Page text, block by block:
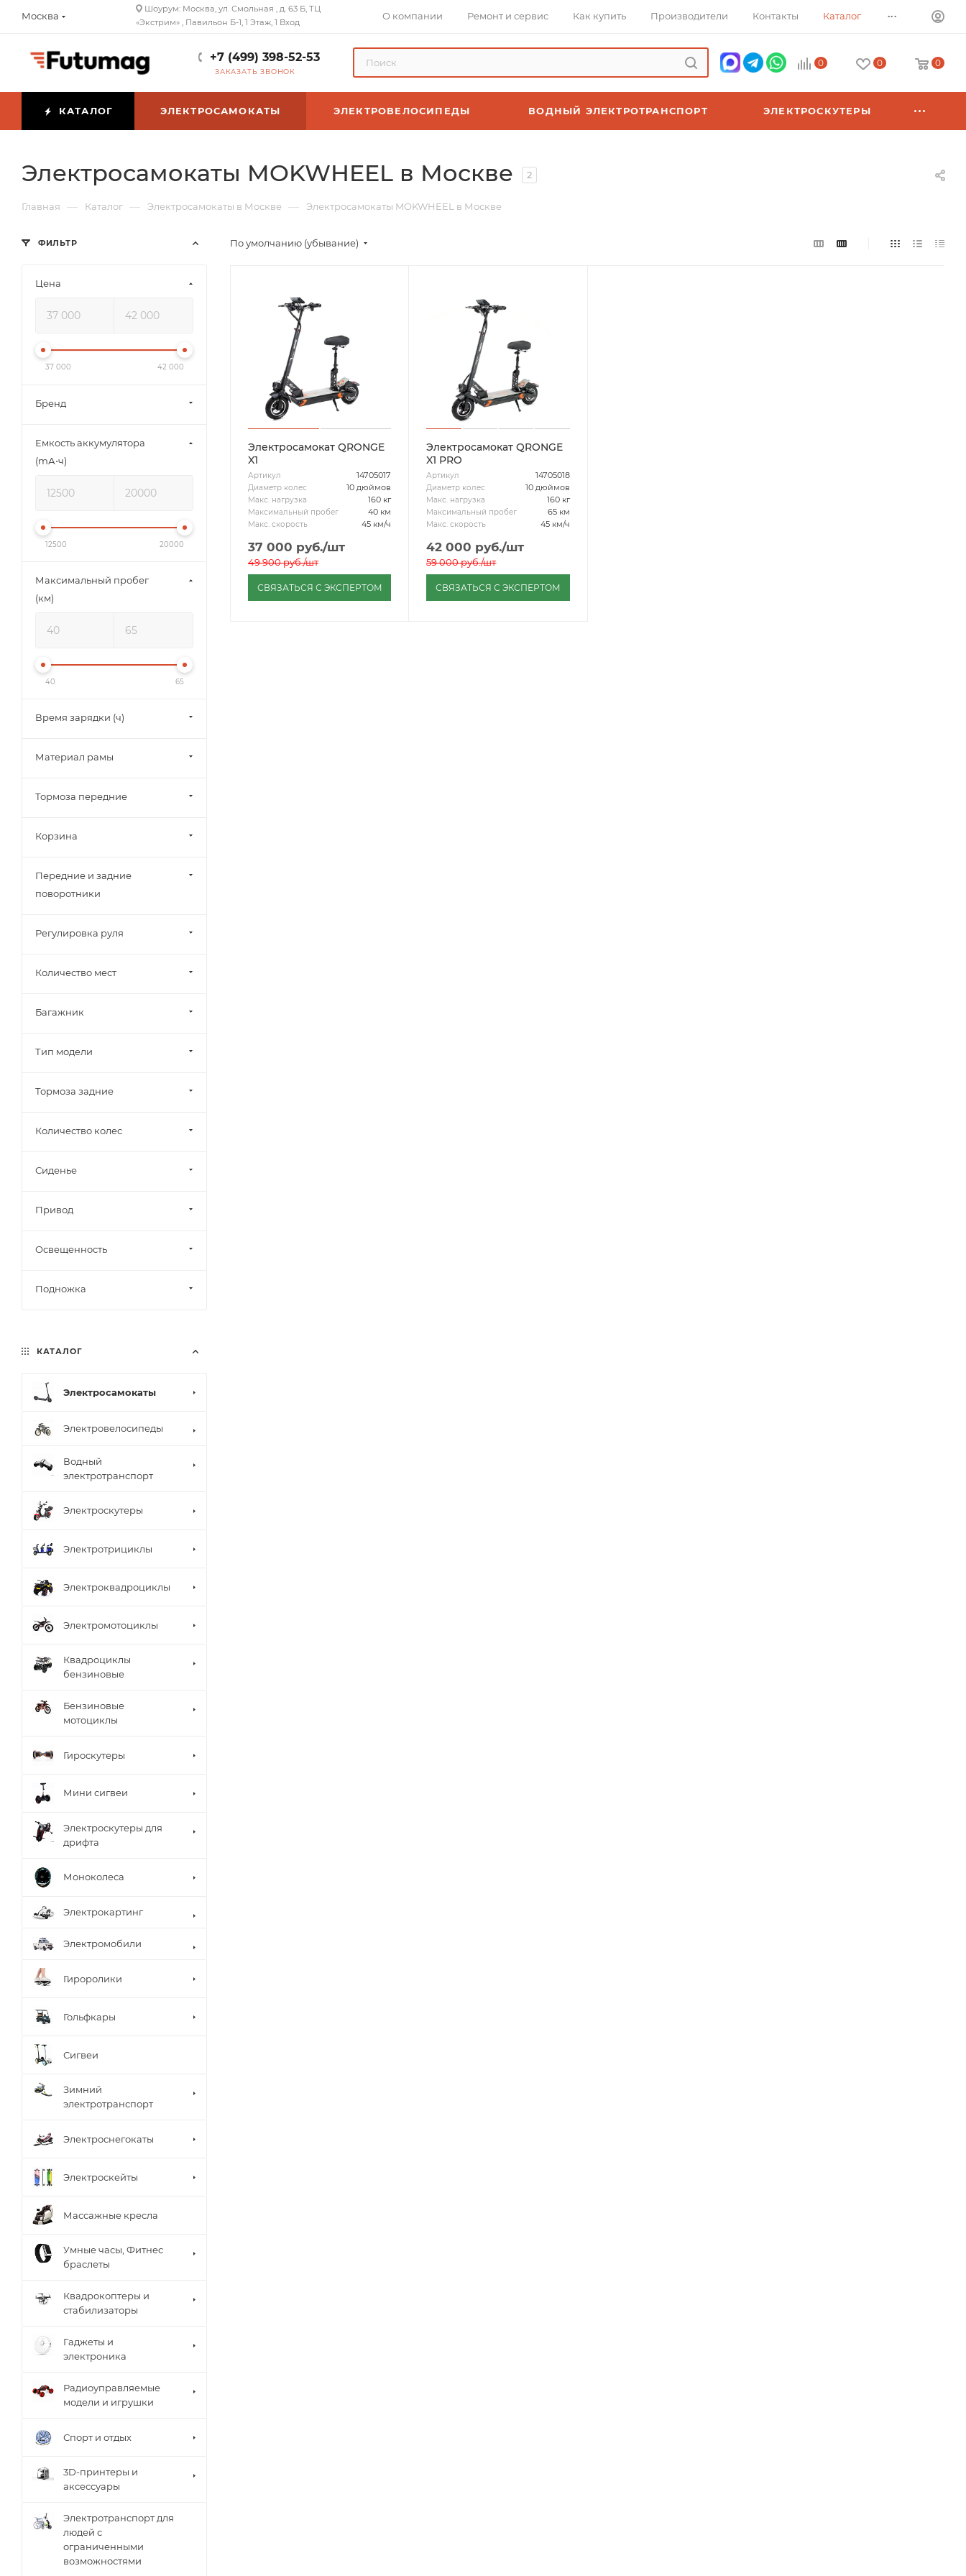
Москва
Шоурум: Москва, ул. Смольная , д. 63 Б, ТЦ
«Экстрим» , Павильон Б-1, 1 Этаж, 1 Вход
О компании Ремонт и сервис Как купить Производители Контакты Каталог ...
+7 (499) 398-52-53
ЗАКАЗАТЬ ЗВОНОК
0 0 0
КАТАЛОГ ЭЛЕКТРОСАМОКАТЫ ЭЛЕКТРОВЕЛОСИПЕДЫ ВОДНЫЙ ЭЛЕКТРОТРАНСПОРТ ЭЛЕКТРОСКУТЕРЫ
Электросамокаты MOKWHEEL в Москве 2
Главная — Каталог — Электросамокаты в Москве — Электросамокаты MOKWHEEL в Москве
По умолчанию (убывание)
Электросамокат QRONGE
X1
Артикул 14705017
Диаметр колес 10 дюймов
Макс. нагрузка 160 кг
Максимальный пробег 40 км
Макс. скорость 45 км/ч
37 000 руб./шт
49 900руб./шт
СВЯЗАТЬСЯ С ЭКСПЕРТОМ
Электросамокат QRONGE
X1 PRO
Артикул 14705018
Диаметр колес 10 дюймов
Макс. нагрузка 160 кг
Максимальный пробег 65 км
Макс. скорость 45 км/ч
42 000 руб./шт
59 000руб./шт
СВЯЗАТЬСЯ С ЭКСПЕРТОМ
КАТАЛОГ
Электросамокаты
Электровелосипеды
Водный
электротранспорт
Электроскутеры
Электротрициклы
Электроквадроциклы
Электромотоциклы
Квадроциклы
бензиновые
Бензиновые
мотоциклы
Гироскутеры
Мини сигвеи
Электроскутеры для
дрифта
Моноколеса
Электрокартинг
Электромобили
Гироролики
Гольфкары
Сигвеи
Зимний
электротранспорт
Электроснегокаты
Электроскейты
Массажные кресла
Умные часы, Фитнес
браслеты
Квадрокоптеры и
стабилизаторы
Гаджеты и
электроника
Радиоуправляемые
модели и игрушки
Спорт и отдых
3D-принтеры и
аксессуары
Электротранспорт для
людей с
ограниченными
возможностями
ФИЛЬТР
Цена
37 000 42 000
Бренд
Емкость аккумулятора
(mА⋅ч)
12500 20000
Максимальный пробег
(км)
40 65
Время зарядки (ч)
Материал рамы
Тормоза передние
Корзина
Передние и задние
поворотники
Регулировка руля
Количество мест
Багажник
Тип модели
Тормоза задние
Количество колес
Сиденье
Привод
Освещенность
Подножка